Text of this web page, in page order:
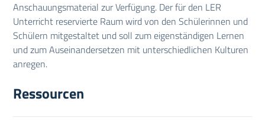
Anschauungsmaterial zur Verfügung. Der für den LER
Unterricht reservierte Raum wird von den Schülerinnen und
Schülern mitgestaltet und soll zum eigenständigen Lernen
und zum Auseinandersetzen mit unterschiedlichen Kulturen
anregen.
Ressourcen